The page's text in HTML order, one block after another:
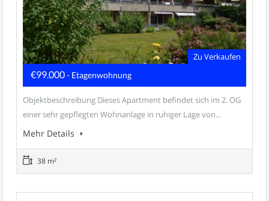
Zu Verkaufen
€99.000- Etagenwohnung
Objektbeschreibung Dieses Apartment befindet sich im 2. OG
einer sehr gepflegten Wohnanlage in ruhiger Lage von...
Mehr Details
38 m²